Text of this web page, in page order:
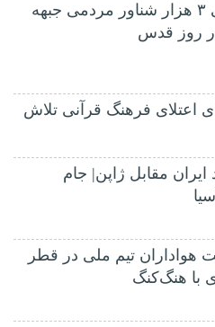
رژه دریایی ۳ هزار شناور مردمی جبهه
روز قدس
اعتلای فرهنگ قرآنی تلاش
ایران مقابل ژاپن| جام
هواداران تیم ملی در قطر
با هنگ‌کنگ